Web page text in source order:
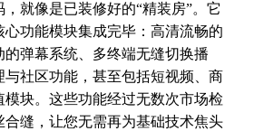
就像是已装修好的“精装房”。它
功能模块集成完毕：高清流畅的
的弹幕系统、多终端无缝切换播
与社区功能，甚至包括短视频、商
块。这些功能经过无数次市场检
合缝，让您无需再为基础技术焦头